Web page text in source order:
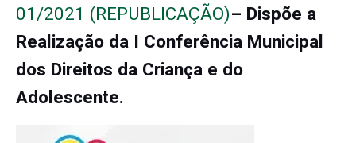
01/2021 (REPUBLICAÇÃO)– Dispõe a
Realização da I Conferência Municipal
dos Direitos da Criança e do
Adolescente.